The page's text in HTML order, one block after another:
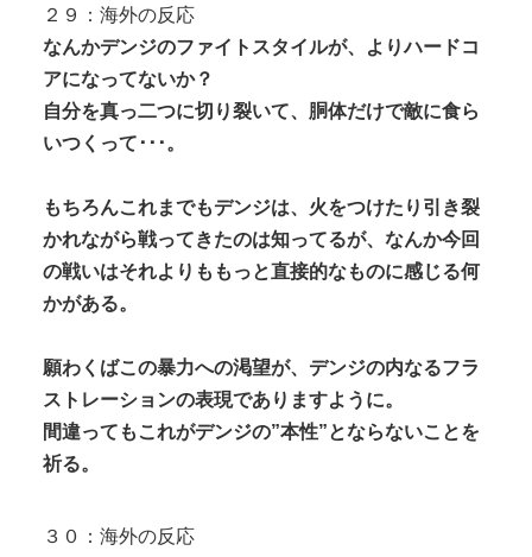
２９：海外の反応
なんかデンジのファイトスタイルが、よりハードコ
アになってないか？
自分を真っ二つに切り裂いて、胴体だけで敵に食ら
いつくって･･･。
もちろんこれまでもデンジは、火をつけたり引き裂
かれながら戦ってきたのは知ってるが、なんか今回
の戦いはそれよりももっと直接的なものに感じる何
かがある。
願わくばこの暴力への渇望が、デンジの内なるフラ
ストレーションの表現でありますように。
間違ってもこれがデンジの”本性”とならないことを
祈る。
３０：海外の反応